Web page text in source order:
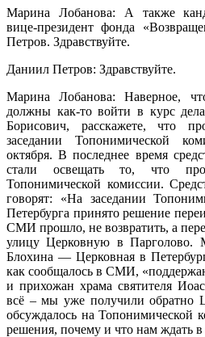
Марина Лобанова: А также
вице-президент фонда
Петров. Здравствуйте.
Даниил Петров: Здравствуйте.
Марина Лобанова: Наверное,
должны как-то войти в курс
Борисович, расскажете, что
заседании Топонимической
октября. В последнее время
стали освещать то, что
Топонимической комиссии.
говорят: «На заседании
Петербурга принято решение
СМИ прошло, не возвратить, а
улицу Церковную в Парголово.
Блохина — Церковная в
как сообщалось в СМИ,
и прихожан храма святителя
всё – мы уже получили обратно
обсуждалось на Топонимической
решения, почему и что нам ждать в